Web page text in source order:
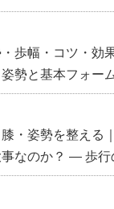
歩幅・コツ・効
勢と基本フォー
・姿勢を整える
なのか？ — 歩